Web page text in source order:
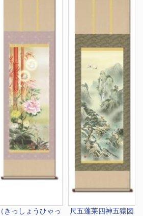
（きっしょうひゃっ
尺五蓬莱四神五猿図